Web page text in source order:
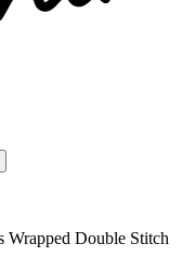
Wrapped Double Stitch